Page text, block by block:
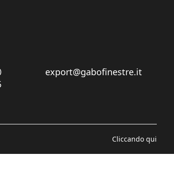
export@gabofinestre.it
Cliccando qui